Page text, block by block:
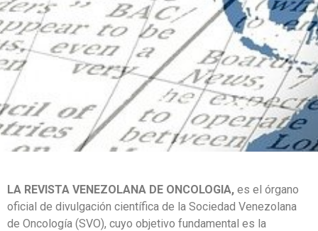
LA REVISTA VENEZOLANA DE ONCOLOGIA, es el órgano
oficial de divulgación científica de la Sociedad Venezolana
de Oncología (SVO), cuyo objetivo fundamental es la